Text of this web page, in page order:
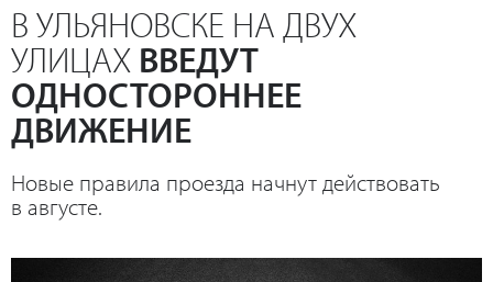
В УЛЬЯНОВСКЕ НА ДВУХ
УЛИЦАХ ВВЕДУТ
ОДНОСТОРОННЕЕ
ДВИЖЕНИЕ
Новые правила проезда начнут действовать
в августе.